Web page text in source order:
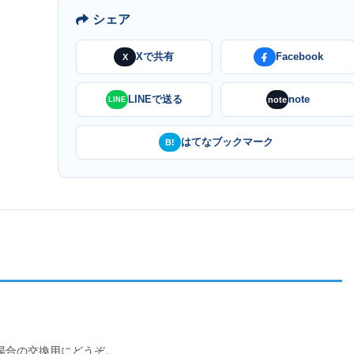
シェア
X Xで共有 Facebook
LINE LINEで送る notenote
B! はてなブックマーク
の交換用にどうぞ。